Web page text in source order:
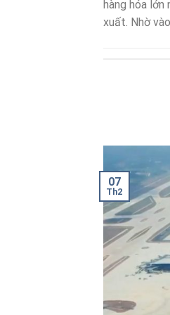
hàng hóa
xuất. Nhờ
07
Th2